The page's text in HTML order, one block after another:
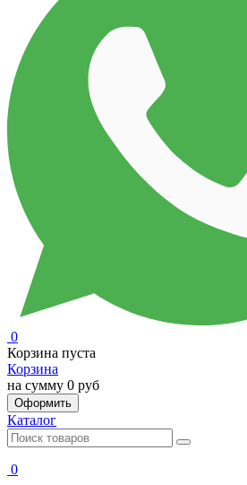
0
Корзина пуста
Корзина
на сумму 0 руб
Оформить
Каталог
0